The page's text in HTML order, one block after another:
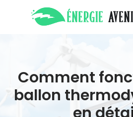
Comment
ballon
en